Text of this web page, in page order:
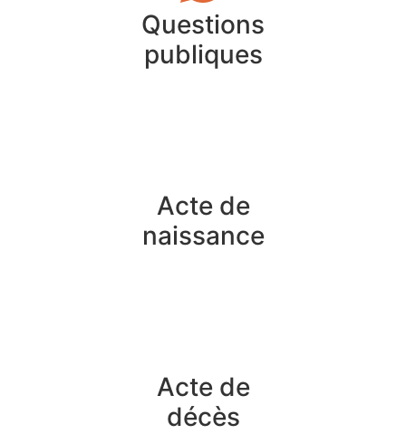
Questions
publiques
Acte de
naissance
Acte de
décès